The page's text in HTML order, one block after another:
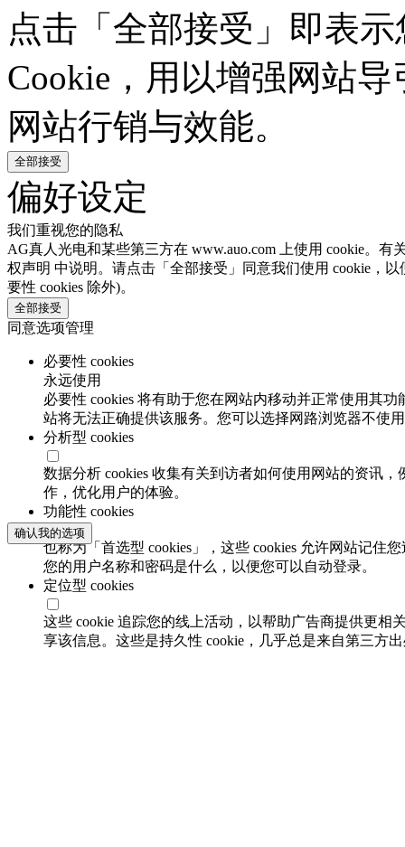
点击「全部接受」即表
Cookie，用以增强网站
网站行销与效能。
全部接受
偏好设定
我们重视您的隐私
AG真人光电和某些第三方在 www.auo.com 上使用 cookie。
权声明 中说明。请点击「全部接受」同意我们使用 cookie，
要性 cookies 除外)。
全部接受
同意选项管理
必要性 cookies
永远使用
必要性 cookies 将有助于您在网站内移动并正常使用其
站将无法正确提供该服务。您可以选择网路浏览器不使
分析型 cookies
数据分析 cookies 收集有关到访者如何使用网站的资讯
作，优化用户的体验。
功能性 cookies
也称为「首选型 cookies」，这些 cookies 允许网站记
您的用户名称和密码是什么，以便您可以自动登录。
定位型 cookies
这些 cookie 追踪您的线上活动，以帮助广告商提供更相
享该信息。这些是持久性 cookie，几乎总是来自第三方
确认我的选项